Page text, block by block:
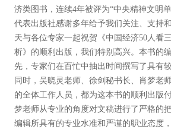
济类图书，连续4年被评为“中央精神文明
代表出版社感谢多年给予我们关注、支持
天与各位专家一起祝贺《中国经济50人
析》的顺利出版，我们特别高兴。本书的
先，专家们在百忙中抽出时间撰写了具有
同时，吴晓灵老师、徐剑秘书长、肖梦老
的全体工作人员，都为这本书的顺利出版
梦老师从专业的角度对文稿进行了严格的
编辑所具有的专业水准和严谨的职业态度